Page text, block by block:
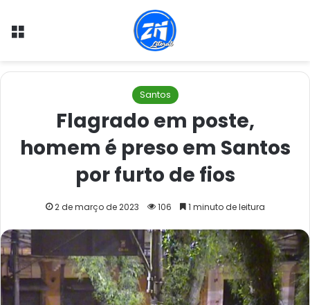
Menu
Santos
Flagrado em poste,
homem é preso em Santos
por furto de fios
2 de março de 2023 106 1 minuto de leitura